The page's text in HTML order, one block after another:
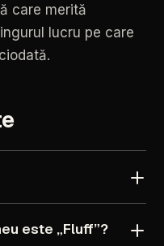
care merită
lucru pe care
este „Fluff”?